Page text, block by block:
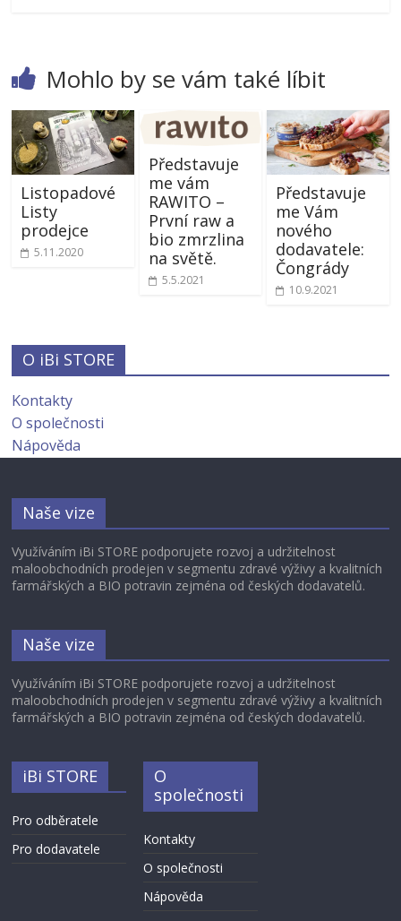
Mohlo by se vám také líbit
Listopadové
Listy
prodejce
5.11.2020
Představuje
me vám
RAWITO –
První raw a
bio zmrzlina
na světě.
5.5.2021
Představuje
me Vám
nového
dodavatele:
Čongrády
10.9.2021
O iBi STORE
Kontakty
O společnosti
Nápověda
Naše vize
Využíváním iBi STORE podporujete rozvoj a udržitelnost
maloobchodních prodejen v segmentu zdravé výživy a kvalitních
farmářských a BIO potravin zejména od českých dodavatelů.
Naše vize
Využíváním iBi STORE podporujete rozvoj a udržitelnost
maloobchodních prodejen v segmentu zdravé výživy a kvalitních
farmářských a BIO potravin zejména od českých dodavatelů.
iBi STORE
Pro odběratele
Pro dodavatele
O
společnosti
Kontakty
O společnosti
Nápověda